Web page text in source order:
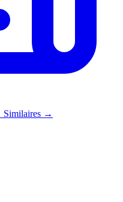
Similaires →